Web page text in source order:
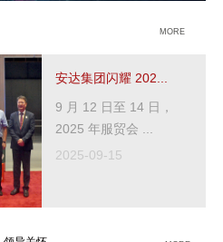
MORE
安达集团闪耀 202...
9 月 12 日至 14 日，
2025 年服贸会 ...
2025-09-15